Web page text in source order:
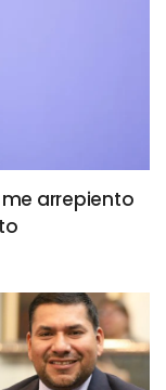
me arrepiento